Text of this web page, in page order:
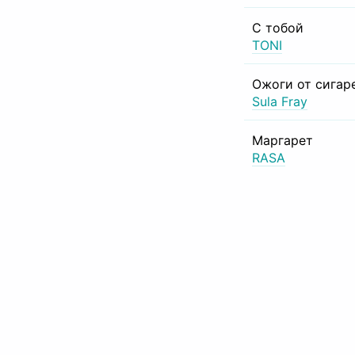
С тобой
TONI
Ожоги от
Sula Fray
Маргарет
RASA